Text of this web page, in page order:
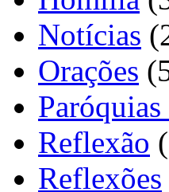
Notícias
Orações
Reflexão
Reflexões